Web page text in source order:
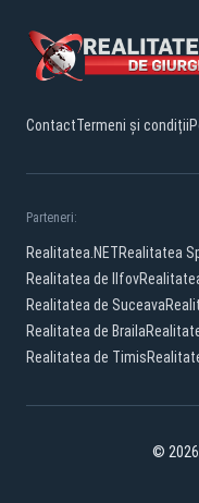
ContactTermeni și condiții
Parteneri:
Realitatea.NETRealitatea
Realitatea de Ilfov
Realitatea de Suceava
Realitatea de Braila
Realitatea de Timis
© 2026